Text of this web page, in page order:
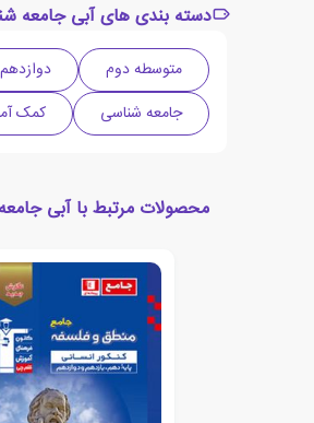
دسته بندی های آبی جامعه
متوسطه دوم
جامعه شناسی
کمک
محصولات مرتبط با آبی